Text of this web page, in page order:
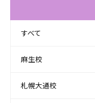
すべて
麻生校
札幌大通校